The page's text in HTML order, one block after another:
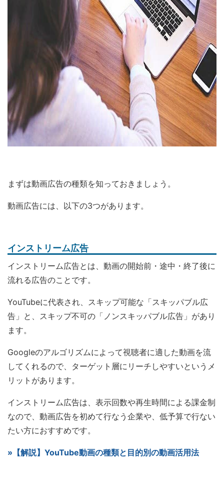
まずは動画広告の種類を知っておきましょう。
動画広告には、以下の3つがあります。
インストリーム広告
インストリーム広告とは、動画の開始前・途中・終了後に
流れる広告のことです。
YouTubeに代表され、スキップ可能な「スキッパブル広
告」と、スキップ不可の「ノンスキッパブル広告」があり
ます。
Googleのアルゴリズムによって視聴者に適した動画を流
してくれるので、ターゲット層にリーチしやすいというメ
リットがあります。
インストリーム広告は、表示回数や再生時間による課金制
なので、動画広告を初めて行なう企業や、低予算で行ない
たい方におすすめです。
»【解説】YouTube動画の種類と目的別の動画活用法